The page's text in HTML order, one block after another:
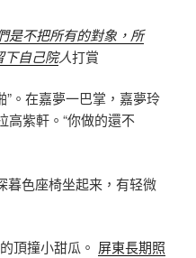
是不把所有的對象，所
下自己院人打賞
”。在嘉夢一巴掌，嘉夢玲
高紫軒。“你做的還不
暮色座椅坐起来，有轻微
頂撞小甜瓜。 屏東長期照